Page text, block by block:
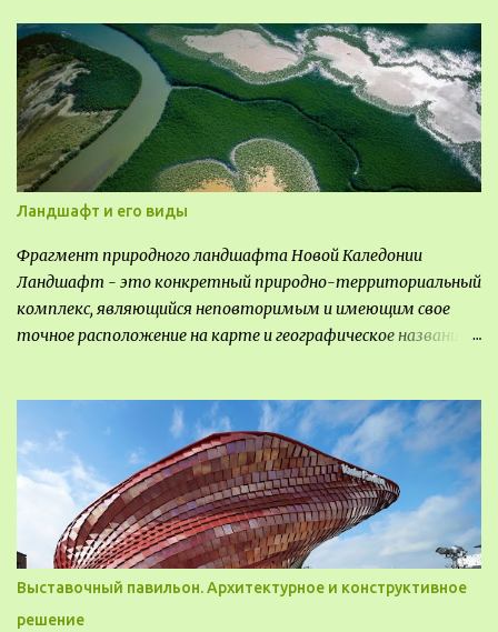
Ландшафт и его виды
Фрагмент природного ландшафта Новой Каледонии
Ландшафт - это конкретный природно-территориальный
комплекс, являющийся неповторимым и имеющим свое
точное расположение на карте и географическое название.
видом деятельность происходящей на них. Одни
используют в качестве выращивания агрокультур. Другие
для строительства населенных пунктов и т.д.
Выставочный павильон. Архитектурное и конструктивное
решение